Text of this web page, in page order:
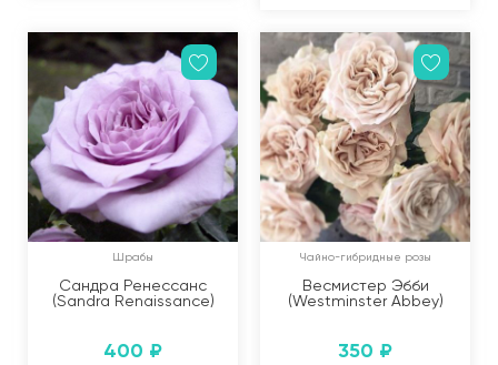
Шрабы
Сандра Ренессанс
(Sandra Renaissance)
400 ₽
Чайно-гибридные розы
Весмистер Эбби
(Westminster Abbey)
350 ₽